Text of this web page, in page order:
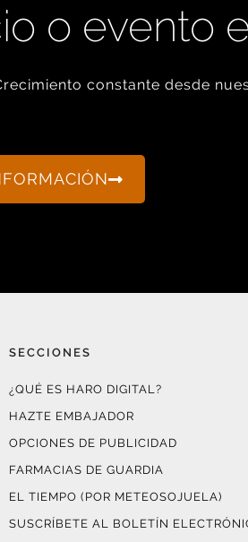
o evento
constante desde
SECCIONES
¿QUÉ ES HARO DIGITAL?
HAZTE EMBAJADOR
OPCIONES DE PUBLICIDAD
FARMACIAS DE GUARDIA
EL TIEMPO (POR METEOSOJUELA)
SUSCRÍBETE AL BOLETÍN